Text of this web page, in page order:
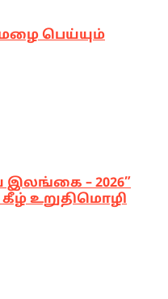
பெய்யும்
இலங்கை – 2026”
உறுதிமொழி